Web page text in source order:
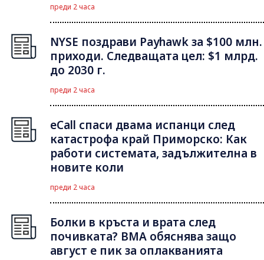
преди 2 часа
NYSE поздрави Payhawk за $100 млн.
приходи. Следващата цел: $1 млрд.
до 2030 г.
преди 2 часа
eCall спаси двама испанци след
катастрофа край Приморско: Как
работи системата, задължителна в
новите коли
преди 2 часа
Болки в кръста и врата след
почивката? ВМА обяснява защо
август е пик за оплакванията